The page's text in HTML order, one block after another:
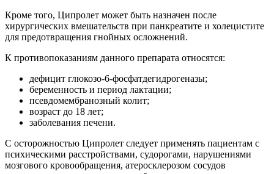
Кроме того, Ципролет может быть назначен после
хирургических вмешательств при панкреатите и холецистите
для предотвращения гнойных осложнений.
К противопоказаниям данного препарата относятся:
дефицит глюкозо-6-фосфатдегидрогеназы;
беременность и период лактации;
псевдомембранозный колит;
возраст до 18 лет;
заболевания печени.
С осторожностью Ципролет следует применять пациентам с
психическими расстройствами, судорогами, нарушениями
мозгового кровообращения, атеросклерозом сосудов